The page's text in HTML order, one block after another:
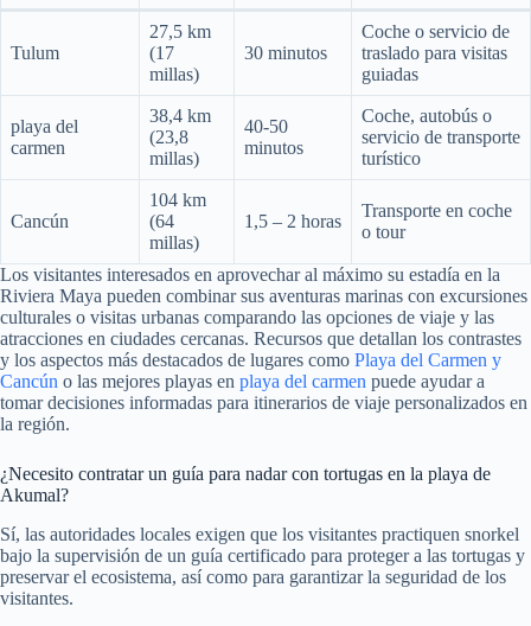
Tulum
27,5 km
(17
millas)
30 minutos
Coche o servicio de
traslado para visitas
guiadas
playa del
carmen
38,4 km
(23,8
millas)
40-50
minutos
Coche, autobús o
servicio de transporte
turístico
Cancún
104 km
(64
millas)
1,5 – 2 horas
Transporte en coche
o tour
Los visitantes interesados ​​en aprovechar al máximo su estadía en la
Riviera Maya pueden combinar sus aventuras marinas con excursiones
culturales o visitas urbanas comparando las opciones de viaje y las
atracciones en ciudades cercanas. Recursos que detallan los contrastes
y los aspectos más destacados de lugares como Playa del Carmen y
Cancún o las mejores playas en playa del carmen puede ayudar a
tomar decisiones informadas para itinerarios de viaje personalizados en
la región.
¿Necesito contratar un guía para nadar con tortugas en la playa de
Akumal?
Sí, las autoridades locales exigen que los visitantes practiquen snorkel
bajo la supervisión de un guía certificado para proteger a las tortugas y
preservar el ecosistema, así como para garantizar la seguridad de los
visitantes.